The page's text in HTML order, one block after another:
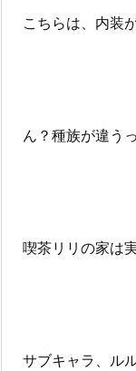
こちらは、内装
ん？種族が違う
喫茶リリの家は
サブキャラ、ル